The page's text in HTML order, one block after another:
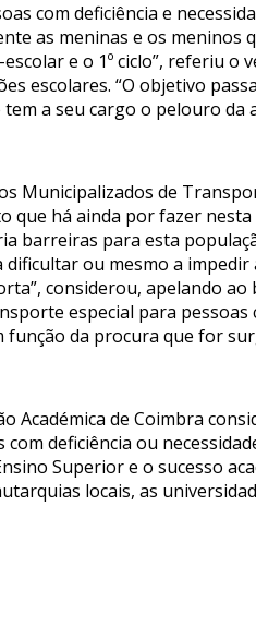
com deficiência e
as meninas e os meninos
e o 1º ciclo”, referiu o
escolares. “O objetivo
a seu cargo o pelouro da
Municipalizados de
que há ainda por fazer
barreiras para esta
ou mesmo a impedir
considerou, apelando ao
especial para pessoas
função da procura que for
Académica de Coimbra
deficiência ou
Superior e o sucesso
locais, as